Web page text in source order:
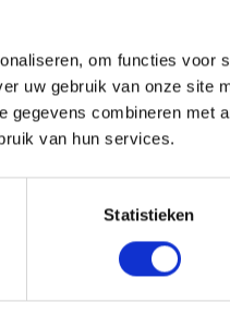
om functies voor
uw gebruik van onze site
combineren met
van hun services.
Statistieken
barista is een Italiaanse
heeft een diploma op zak
Dit geliefde drankje